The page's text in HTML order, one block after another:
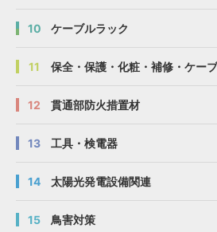
10 ケーブルラック
11 保全・保護・化粧・補修・ケー
12 貫通部防火措置材
13 工具・検電器
14 太陽光発電設備関連
15 鳥害対策